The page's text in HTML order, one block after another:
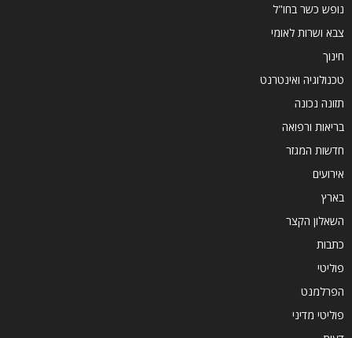
נופש כשר בחו"ל
צבא ושרות לאומי
חינוך
טכנולוגיה ואינטרנט
תזונה נכונה
בריאות ורפואה
חדשות המגזר
אירועים
בארץ
השאלון הקצר
כתבות
פוליטי
הפרלמנט
פוליטי מדיני